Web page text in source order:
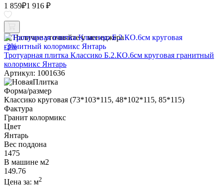
1 859₽1 916 ₽
Наличие уточняйте у менеджера
-3%
Тротуарная плитка Классико Б.2.КО.6см круговая гранитный
колормикс Янтарь
Артикул: 1001636
Форма/размер
Классико круговая (73*103*115, 48*102*115, 85*115)
Фактура
Гранит колормикс
Цвет
Янтарь
Вес поддона
1475
В машине м2
149.76
Цена за: м2